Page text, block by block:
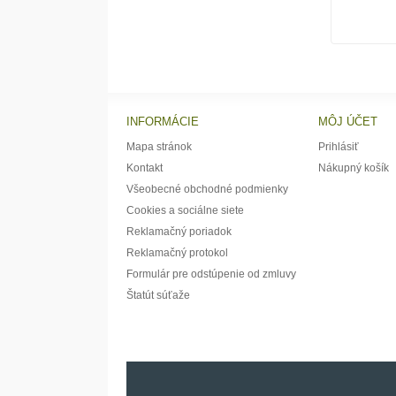
INFORMÁCIE
Mapa stránok
Kontakt
Všeobecné obchodné podmienky
Cookies a sociálne siete
Reklamačný poriadok
Reklamačný protokol
Formulár pre odstúpenie od zmluvy
Štatút súťaže
MÔJ ÚČET
Prihlásiť
Nákupný košík